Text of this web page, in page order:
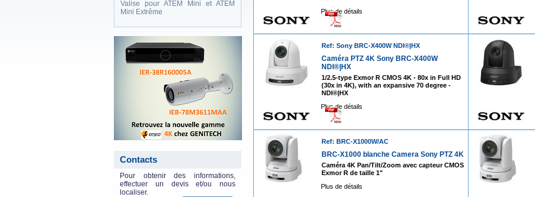
Valise pour ATEM Mini et ATEM
Mini Extrême
Contacts
Pour obtenir des informations,
effectuer un devis et/ou nous
localiser.
Plus de détails
Ref: Sony BRC-X400W NDI®|HX
Caméra PTZ 4K Sony BRC-X400W
NDI®|HX
1/2.5-type Exmor R CMOS 4K - 80x in Full HD
(30x in 4K), with an expansive 70 degree -
NDI®|HX
Plus de détails
Ref: BRC-X1000W/AC
BRC-X1000 blanche Camera Sony PTZ 4K
Caméra 4K Pan/Tilt/Zoom avec capteur CMOS
Exmor R de taille 1"
Plus de détails